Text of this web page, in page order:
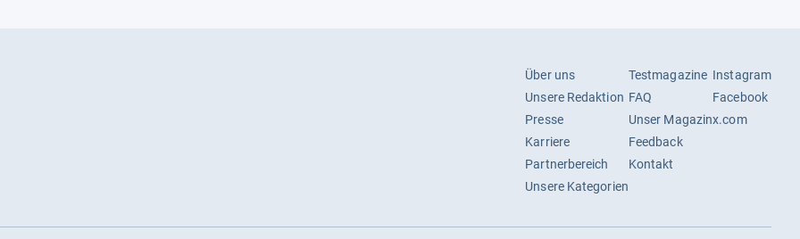
Über uns
Unsere Redaktion
Presse
Karriere
Partnerbereich
Unsere Kategorien
Testmagazine
FAQ
Unser Magazin
Feedback
Kontakt
Instagram
Facebook
x.com